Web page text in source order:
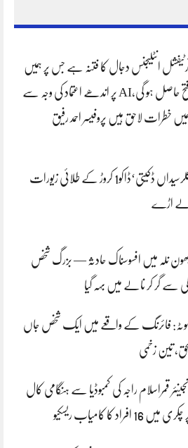
انٹلیجنس دجال کا فتنہ ہے جس پر ہمیں
فتح حاصل ہو گی،AI پر اندھے اعتماد کی وجہ سے
خطرات لاحق ہیں پروفیسر احمد رفیق
کلرسیداں ڈکیتی‘ڈاکو1 کروڑ کے طلائی زیورات
لے اڑے
نلہ میں افسوسناک حادثہ — بزرگ شخص
سے گر کر نالے میں بہہ گیا
فائرنگ کے واقعے میں ایک شخص جاں
تین زخمی
قمراسلام راجہ کی کمبوڈیا سے ہنگامی کال
میں 16 افراد کا کامیاب ریسکیو